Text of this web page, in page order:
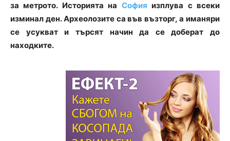
за метрото. Историята на Софияизплува с всеки
изминал ден. Археолозите са във възторг, а иманяри
се усукват и търсят начин да се доберат до
находките.